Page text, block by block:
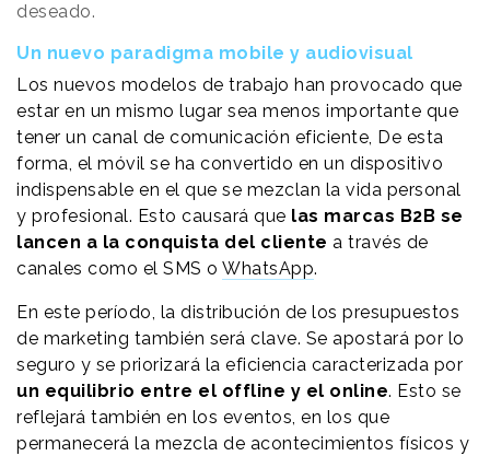
deseado.
Un nuevo paradigma mobile y audiovisual
Los nuevos modelos de trabajo han provocado que
estar en un mismo lugar sea menos importante que
tener un canal de comunicación eficiente, De esta
forma, el móvil se ha convertido en un dispositivo
indispensable en el que se mezclan la vida personal
y profesional. Esto causará que las marcas B2B se
lancen a la conquista del cliente a través de
canales como el SMS o WhatsApp.
En este período, la distribución de los presupuestos
de marketing también será clave. Se apostará por lo
seguro y se priorizará la eficiencia caracterizada por
un equilibrio entre el offline y el online. Esto se
reflejará también en los eventos, en los que
permanecerá la mezcla de acontecimientos físicos y